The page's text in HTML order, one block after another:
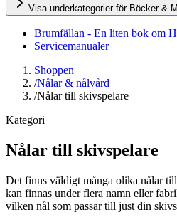
Visa underkategorier för Böcker &
Brumfällan - En liten bok om
Servicemanualer
Shoppen
/Nålar & nålvård
/Nålar till skivspelare
Kategori
Nålar till skivspelare
Det finns väldigt många olika nålar
kan finnas under flera namn eller
vilken nål som passar till just din